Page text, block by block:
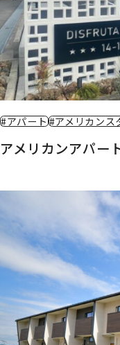
#アパート#アメリカンス
アメリカンアパー